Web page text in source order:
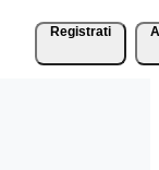
Registrati